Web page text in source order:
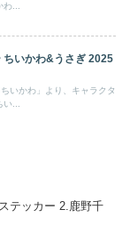
わ...
ちいかわ&うさぎ 2025
いかわ」より、キャラクタ
...
テッカー 2.鹿野千